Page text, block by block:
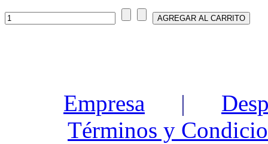
Empresa |
Términos y